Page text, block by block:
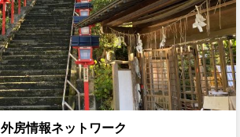
外房情報ネットワーク